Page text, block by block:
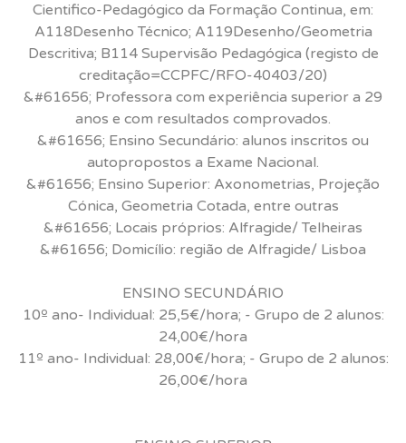
Cientifico-Pedagógico da Formação Continua, em:
A118Desenho Técnico; A119Desenho/Geometria
Descritiva; B114 Supervisão Pedagógica (registo de
creditação=CCPFC/RFO-40403/20)
&#61656; Professora com experiência superior a 29
anos e com resultados comprovados.
&#61656; Ensino Secundário: alunos inscritos ou
autopropostos a Exame Nacional.
&#61656; Ensino Superior: Axonometrias, Projeção
Cónica, Geometria Cotada, entre outras
&#61656; Locais próprios: Alfragide/ Telheiras
&#61656; Domicílio: região de Alfragide/ Lisboa
ENSINO SECUNDÁRIO
10º ano- Individual: 25,5€/hora; - Grupo de 2 alunos:
24,00€/hora
11º ano- Individual: 28,00€/hora; - Grupo de 2 alunos:
26,00€/hora